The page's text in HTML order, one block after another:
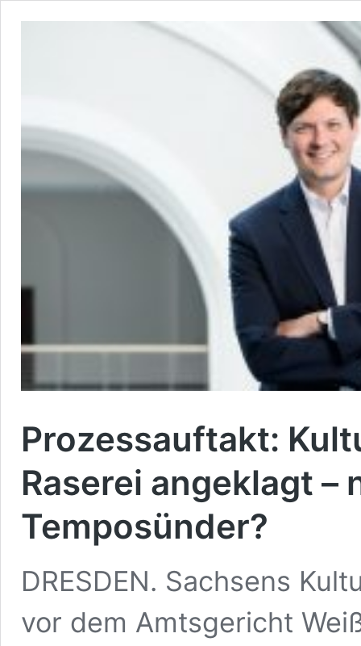
Prozessauftakt:
Raserei angeklagt –
Temposünder?
DRESDEN. Sachsens
vor dem Amtsgericht